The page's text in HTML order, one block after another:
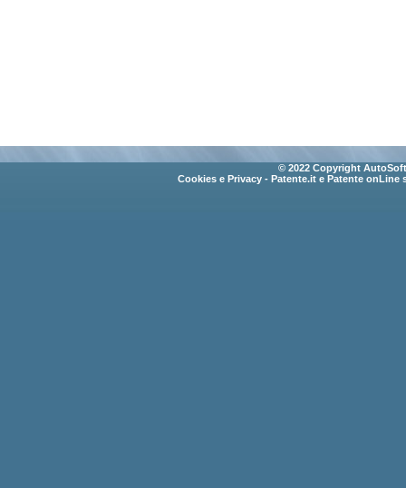
© 2022 Copyright
Cookies e Privacy - Patente.it e Patente onLine